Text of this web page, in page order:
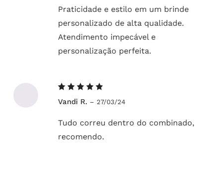
Praticidade e estilo em um brinde
personalizado de alta qualidade.
Atendimento impecável e
personalização perfeita.
5de 5
Vandi R. – 27/03/24
Tudo correu dentro do combinado,
recomendo.